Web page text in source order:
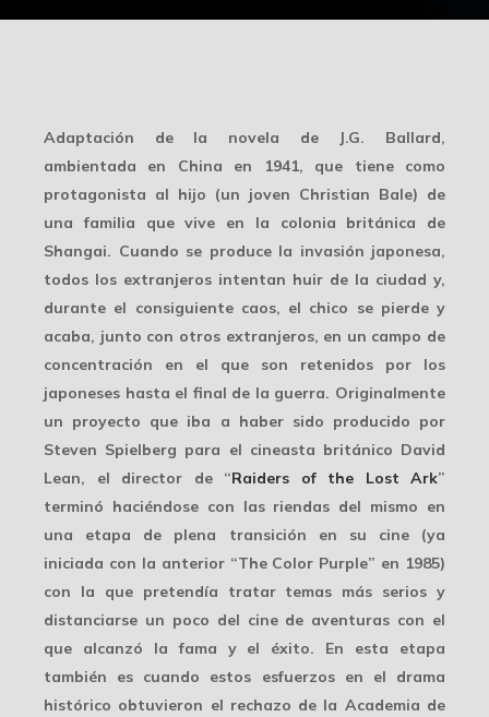
Adaptación de la novela de J.G. Ballard,
ambientada en China en 1941, que tiene como
protagonista al hijo (un joven Christian Bale) de
una familia que vive en la colonia británica de
Shangai. Cuando se produce la invasión japonesa,
todos los extranjeros intentan huir de la ciudad y,
durante el consiguiente caos, el chico se pierde y
acaba, junto con otros extranjeros, en un campo de
concentración en el que son retenidos por los
japoneses hasta el final de la guerra. Originalmente
un proyecto que iba a haber sido producido por
Steven Spielberg para el cineasta británico David
Lean, el director de “Raiders of the Lost Ark”
terminó haciéndose con las riendas del mismo en
una etapa de plena transición en su cine (ya
iniciada con la anterior “The Color Purple” en 1985)
con la que pretendía tratar temas más serios y
distanciarse un poco del cine de aventuras con el
que alcanzó la fama y el éxito. En esta etapa
también es cuando estos esfuerzos en el drama
histórico obtuvieron el rechazo de la Academia de